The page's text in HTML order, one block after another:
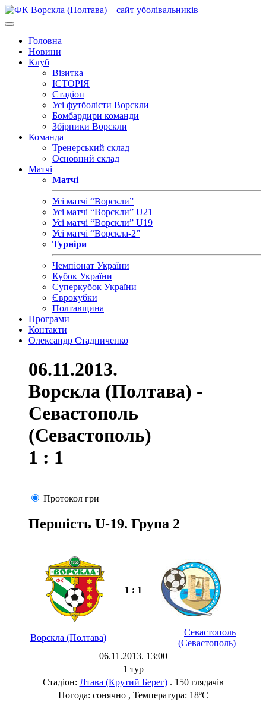
Головна
Новини
Клуб
Візитка
ІСТОРІЯ
Стадіон
Усі футболісти Ворскли
Бомбардири команди
Збірники Ворскли
Команда
Тренерський склад
Основний склад
Матчі
Матчі
Усі матчі “Ворскли”
Усі матчі “Ворскли” U21
Усі матчі “Ворскли” U19
Усі матчі “Ворскла-2”
Турніри
Чемпіонат України
Кубок України
Суперкубок України
Єврокубки
Полтавщина
Програми
Контакти
Олександр Стадниченко
06.11.2013.
Ворскла (Полтава) -
Севастополь
(Севастополь)
1 : 1
Протокол гри
Першість U-19. Група 2
1 : 1
Ворскла (Полтава)
Севастополь
(Севастополь)
06.11.2013. 13:00
1 тур
Стадіон: Лтава (Крутий Берег). 150 глядачів
Погода: сонячно , Температура: 18ºC